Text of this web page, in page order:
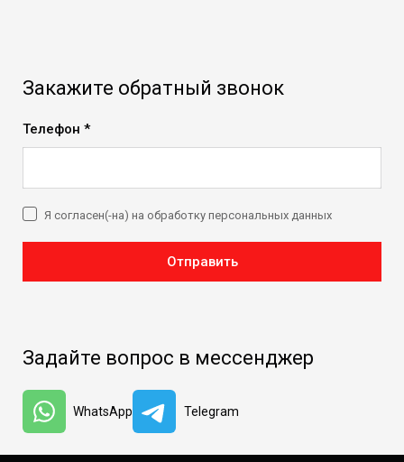
Закажите обратный звонок
Телефон *
Отправить
Я согласен(-на) на обработку персональных данных
Задайте вопрос в мессенджер
WhatsApp Telegram